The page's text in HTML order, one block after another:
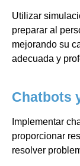
Utilizar
preparar al
mejorando su
adecuada y
Chatbots
Implementar
proporcionar
resolver